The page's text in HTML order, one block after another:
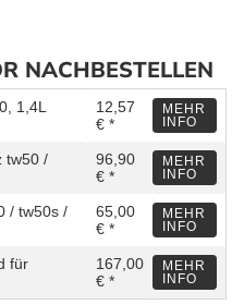
NACHBESTELLEN
1,4L
12,57
€ *
MEHR
INFO
tw50 /
96,90
€ *
MEHR
INFO
/ tw50s /
65,00
€ *
MEHR
INFO
für
167,00
€ *
MEHR
INFO